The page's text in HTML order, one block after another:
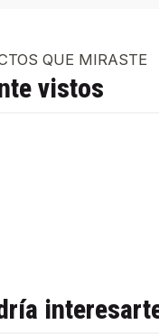
QUE MIRASTE
vistos